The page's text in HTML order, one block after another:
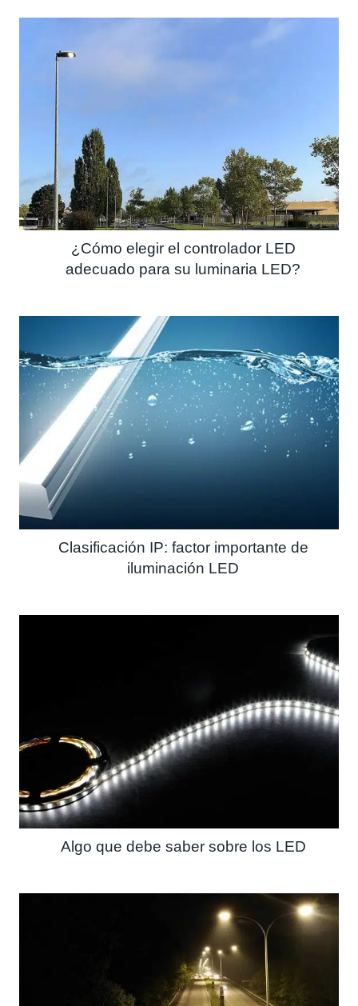
¿Cómo elegir el controlador LED
adecuado para su luminaria LED?
Clasificación IP: factor importante de
iluminación LED
Algo que debe saber sobre los LED